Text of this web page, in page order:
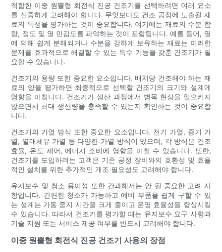
적합한 이중 원뿔형 회전식 진공 건조기를 선택하려면 여러 요소
를 신중하게 고려해야 합니다. 무엇보다도 건조 공정에 노출될 재
료의 특성을 평가하는 것이 중요합니다. 여기에는 재료의 수분 함
량, 점도 및 열 민감도를 파악하는 것이 포함됩니다. 예를 들어, 열
에 의해 쉽게 분해되거나 수분을 강하게 보유하는 재료는 이러한
문제를 효과적으로 해결할 수 있는 특수 기능을 갖춘 건조기가 필
요할 수 있습니다.
건조기의 용량 또한 중요한 요소입니다. 배치당 건조해야 하는 재
료의 양을 평가하면 최종적으로 선택할 건조기의 크기와 설계에
영향을 미칩니다. 건조기가 생산 과정에서 병목 현상을 일으키지
않으면서 최대 생산량을 충족할 수 있는지 확인하는 것이 중요합
니다.
건조기의 가열 방식 또한 중요한 요소입니다. 전기 가열, 증기 가
열, 열매체유 가열 등 다양한 가열 방식이 있으며, 각 방식은 건조
효율, 온도 제어, 에너지 소비에 영향을 미칠 수 있습니다. 또한,
건조기를 도입하려는 고객은 기존 공정 장비와의 호환성 및 효율
적인 설치를 위한 추가적인 개조 필요성도 고려해야 합니다.
유지보수 및 청소 용이성 또한 간과해서는 안 될 중요한 고려 사
항입니다. 간편한 청소가 가능하고 예비 부품을 쉽게 구할 수 있
는 설계는 가동 중지 시간을 크게 줄이고 운영 효율성을 향상시킬
수 있습니다. 따라서 건조기를 평가할 때는 유지보수 요구 사항과
기술 지원 또는 서비스 제공 여부를 반드시 고려해야 합니다.
이중 원뿔형 회전식 진공 건조기 사용의 장점